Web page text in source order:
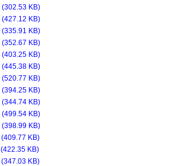
(302.53 KB)
(427.12 KB)
(335.91 KB)
(352.67 KB)
(403.25 KB)
(445.38 KB)
(520.77 KB)
(394.25 KB)
(344.74 KB)
(499.54 KB)
(398.99 KB)
(409.77 KB)
(422.35 KB)
(347.03 KB)